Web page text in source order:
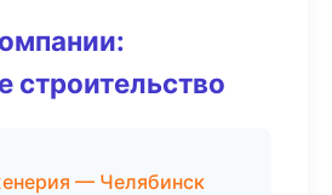
строительство
— Челябинск